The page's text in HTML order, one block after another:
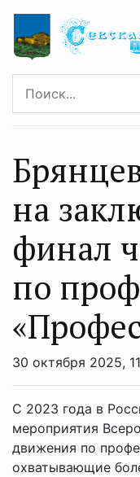
на
финал
по
30 октября 2025,
С 2023 года в
мероприятия
движения по
охватывающие